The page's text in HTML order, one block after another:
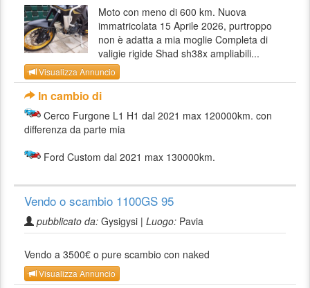
Moto con meno di 600 km. Nuova
immatricolata 15 Aprile 2026, purtroppo
non è adatta a mia moglie Completa di
valigie rigide Shad sh38x ampliabili...
Visualizza Annuncio
In cambio di
Cerco Furgone L1 H1 dal 2021 max 120000km. con
differenza da parte mia
Ford Custom dal 2021 max 130000km.
Vendo o scambio 1100GS 95
pubblicato da: Gysigysi | Luogo: Pavia
Vendo a 3500€ o pure scambio con naked
Visualizza Annuncio